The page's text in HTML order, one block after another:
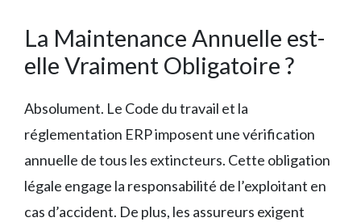
La Maintenance Annuelle est-
elle Vraiment Obligatoire ?
Absolument. Le Code du travail et la
réglementation ERP imposent une vérification
annuelle de tous les extincteurs. Cette obligation
légale engage la responsabilité de l’exploitant en
cas d’accident. De plus, les assureurs exigent